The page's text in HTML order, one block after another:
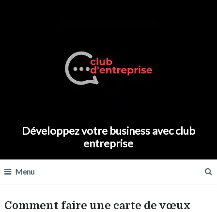
Développez votre business avec club
entreprise
Menu
Comment faire une carte de vœux